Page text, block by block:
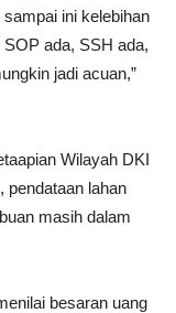
ini kelebihan
ada, SSH ada,
jadi acuan,”
Wilayah DKI
pendataan lahan
masih dalam
besaran uang